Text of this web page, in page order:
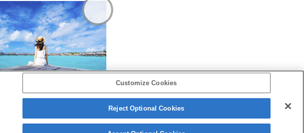
Copyright 2026 Sony Corporation
Customize Cookies
Reject Optional Cookies